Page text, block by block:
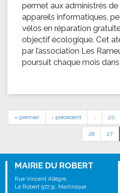
permet aux administrés
appareils informatiques,
vélos en réparation
objectif écologique. Cet
par l’association Les
poursuit chaque mois dans
« premier ‹ précédent … 20
26 27
MAIRIE DU ROBERT
Rue Vincent Allègre,
Le Robert 97231, Martinique